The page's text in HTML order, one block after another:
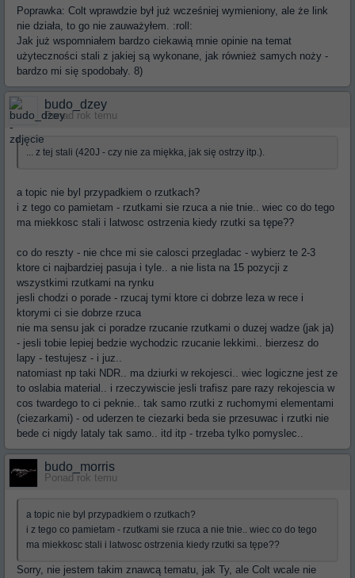
Poprawka: Colt wprawdzie był już wcześniej wymieniony, ale że link
nie działa, to go nie zauważyłem. :roll:
Jak już wspomniałem bardzo ciekawią mnie opinie na temat
użyteczności stali z jakiej są wykonane, jak również samych noży -
bardzo mi się spodobały. 8)
budo_dzey
Ponad rok temu
... z tej stali (420J - czy nie za miękka, jak się ostrzy itp.).
a topic nie byl przypadkiem o rzutkach?
i z tego co pamietam - rzutkami sie rzuca a nie tnie.. wiec co do tego
ma miekkosc stali i latwosc ostrzenia kiedy rzutki sa tępe??
co do reszty - nie chce mi sie calosci przegladac - wybierz te 2-3
ktore ci najbardziej pasuja i tyle.. a nie lista na 15 pozycji z
wszystkimi rzutkami na rynku
jesli chodzi o porade - rzucaj tymi ktore ci dobrze leza w rece i
ktorymi ci sie dobrze rzuca
nie ma sensu jak ci poradze rzucanie rzutkami o duzej wadze (jak ja)
- jesli tobie lepiej bedzie wychodzic rzucanie lekkimi.. bierzesz do
lapy - testujesz - i juz..
natomiast np taki NDR.. ma dziurki w rekojesci.. wiec logiczne jest ze
to oslabia material.. i rzeczywiscie jesli trafisz pare razy rekojescia w
cos twardego to ci peknie.. tak samo rzutki z ruchomymi elementami
(ciezarkami) - od uderzen te ciezarki beda sie przesuwac i rzutki nie
bede ci nigdy lataly tak samo.. itd itp - trzeba tylko pomyslec..
budo_morris
Ponad rok temu
a topic nie byl przypadkiem o rzutkach?
i z tego co pamietam - rzutkami sie rzuca a nie tnie.. wiec co do tego
ma miekkosc stali i latwosc ostrzenia kiedy rzutki sa tępe??
Sorry, nie jestem takim znawcą tematu, jak Ty, ale Colt wcale nie